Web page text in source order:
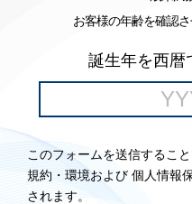
お客様の年齢を確認
誕生年を西暦
このフォームを送信するこ
規約・環境および 個人情報
されます。